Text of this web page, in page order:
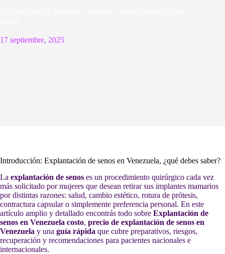
17 septiembre, 2025
Introducción: Explantación de senos en Venezuela, ¿qué debes saber?
La explantación de senos es un procedimiento quirúrgico cada vez
más solicitado por mujeres que desean retirar sus implantes mamarios
por distintas razones: salud, cambio estético, rotura de prótesis,
contractura capsular o simplemente preferencia personal. En este
artículo amplio y detallado encontrás todo sobre Explantación de
senos en Venezuela costo, precio de explantación de senos en
Venezuela y una guía rápida que cubre preparativos, riesgos,
recuperación y recomendaciones para pacientes nacionales e
internacionales.